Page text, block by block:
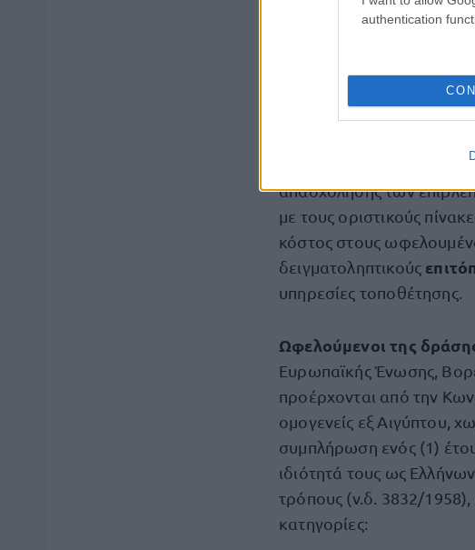
authentication
στη σύζευξη των
κατάταξης ανέργων,
απασχόλησης των
με τους οριστικούς
κόστος στους
δειγματοληπτικούς
υπηρεσίες τοποθέτησης.
Ωφελούμενοι της
Ευρωπαϊκής Ένωσης,
προέρχονται από την
ομογενείς εξ Αιγύπτου,
συμπλήρωση ενός (1)
ιδιότητά τους ως
τρόπους (ν.δ. 3832/1958),
κατηγορίες: